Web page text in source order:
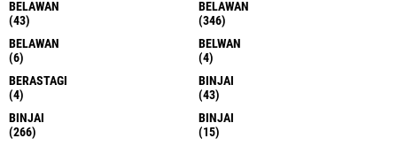
BELAWAN
(43)
BELAWAN
(346)
BELAWAN
(6)
BELWAN
(4)
BERASTAGI
(4)
BINJAI
(43)
BINJAI
(266)
BINJAI
(15)